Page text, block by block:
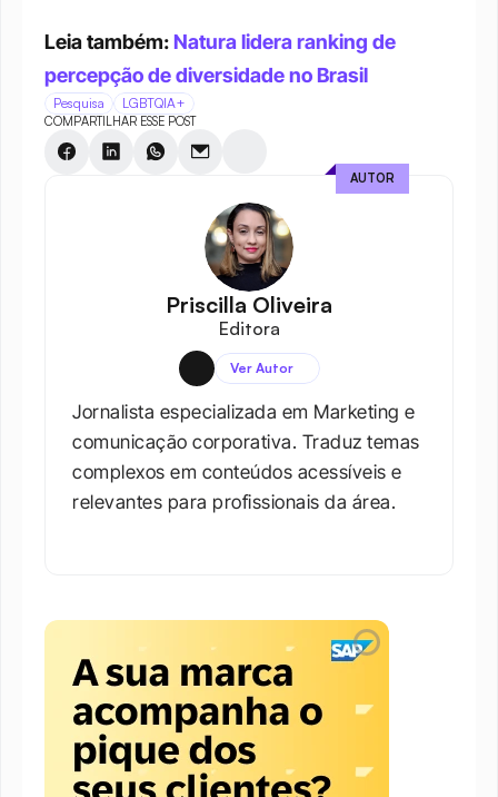
Leia também: Natura lidera ranking de
percepção de diversidade no Brasil
Pesquisa LGBTQIA+
COMPARTILHAR ESSE POST
Priscilla Oliveira
Editora
Ver Autor
Jornalista especializada em Marketing e
comunicação corporativa. Traduz temas
complexos em conteúdos acessíveis e
relevantes para profissionais da área.​
AUTOR